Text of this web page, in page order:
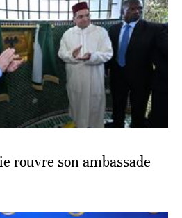
rouvre son ambassade